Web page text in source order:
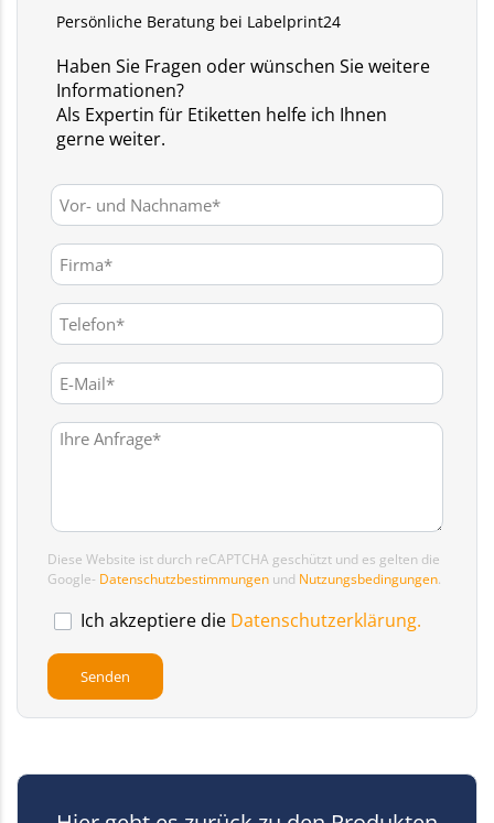
Persönliche Beratung bei Labelprint24
Haben Sie Fragen oder wünschen Sie weitere
Informationen?
Als Expertin für Etiketten helfe ich Ihnen
gerne weiter.
Diese Website ist durch reCAPTCHA geschützt und es gelten die
Google- Datenschutzbestimmungen und Nutzungsbedingungen.
Ich akzeptiere die Datenschutzerklärung.